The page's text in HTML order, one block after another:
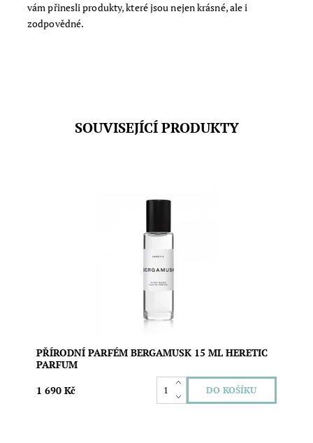
vám přinesli produkty, které jsou nejen krásné, ale i
zodpovědné.
SOUVISEJÍCÍ PRODUKTY
Bergamusk je jiskrná a svůdná vůně citrusů s
netradičními tóny pižma a santalového dřeva pro
všechny romantiky s hříšnými myšlenkami. Bez
PŘÍRODNÍ PARFÉM BERGAMUSK 15 ML HERETIC
PARFUM
1 690 Kč